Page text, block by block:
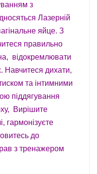
з
Лазерній
яйце. З
правильно
відокремлювати
Навчитеся дихати,
та інтимними
піддягування
Вирішите
гармонізуєте
до
з тренажером